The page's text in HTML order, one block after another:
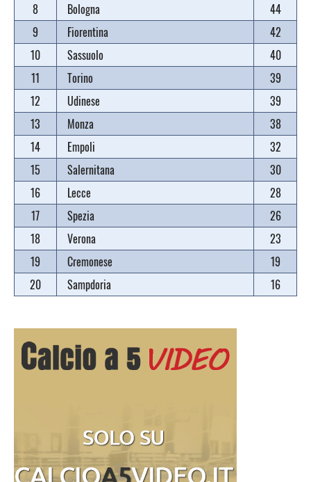
8
Bologna
44
9
Fiorentina
42
10
Sassuolo
40
11
Torino
39
12
Udinese
39
13
Monza
38
14
Empoli
32
15
Salernitana
30
16
Lecce
28
17
Spezia
26
18
Verona
23
19
Cremonese
19
20
Sampdoria 16